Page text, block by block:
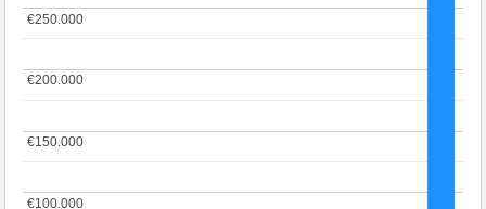
€100.000
€100.000
€150.000
€150.000
€200.000
€200.000
€250.000
€250.000